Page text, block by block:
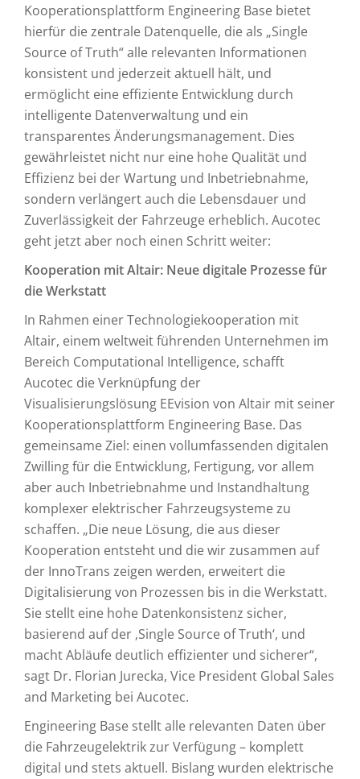
Kooperationsplattform Engineering Base bietet
hierfür die zentrale Datenquelle, die als „Single
Source of Truth“ alle relevanten Informationen
konsistent und jederzeit aktuell hält, und
ermöglicht eine effiziente Entwicklung durch
intelligente Datenverwaltung und ein
transparentes Änderungsmanagement. Dies
gewährleistet nicht nur eine hohe Qualität und
Effizienz bei der Wartung und Inbetriebnahme,
sondern verlängert auch die Lebensdauer und
Zuverlässigkeit der Fahrzeuge erheblich. Aucotec
geht jetzt aber noch einen Schritt weiter:
Kooperation mit Altair: Neue digitale Prozesse für
die Werkstatt
In Rahmen einer Technologiekooperation mit
Altair, einem weltweit führenden Unternehmen im
Bereich Computational Intelligence, schafft
Aucotec die Verknüpfung der
Visualisierungslösung EEvision von Altair mit seiner
Kooperationsplattform Engineering Base. Das
gemeinsame Ziel: einen vollumfassenden digitalen
Zwilling für die Entwicklung, Fertigung, vor allem
aber auch Inbetriebnahme und Instandhaltung
komplexer elektrischer Fahrzeugsysteme zu
schaffen. „Die neue Lösung, die aus dieser
Kooperation entsteht und die wir zusammen auf
der InnoTrans zeigen werden, erweitert die
Digitalisierung von Prozessen bis in die Werkstatt.
Sie stellt eine hohe Datenkonsistenz sicher,
basierend auf der ‚Single Source of Truth‘, und
macht Abläufe deutlich effizienter und sicherer“,
sagt Dr. Florian Jurecka, Vice President Global Sales
and Marketing bei Aucotec.
Engineering Base stellt alle relevanten Daten über
die Fahrzeugelektrik zur Verfügung – komplett
digital und stets aktuell. Bislang wurden elektrische